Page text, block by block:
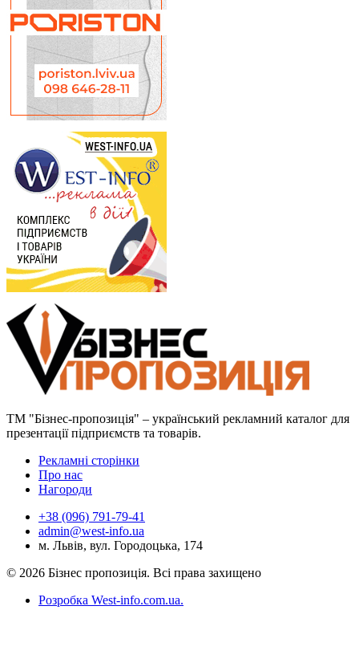
ТМ "Бізнес-пропозиція" – український рекламний каталог для
презентації підприємств та товарів.
Рекламні сторінки
Про нас
Нагороди
+38 (096) 791-79-41
admin@west-info.ua
м. Львів, вул. Городоцька, 174
© 2026 Бізнес пропозиція. Всі права захищено
Розробка West-info.com.ua.